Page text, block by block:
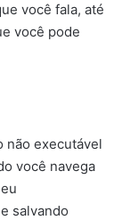
você fala, até
você pode
não executável
você navega
salvando